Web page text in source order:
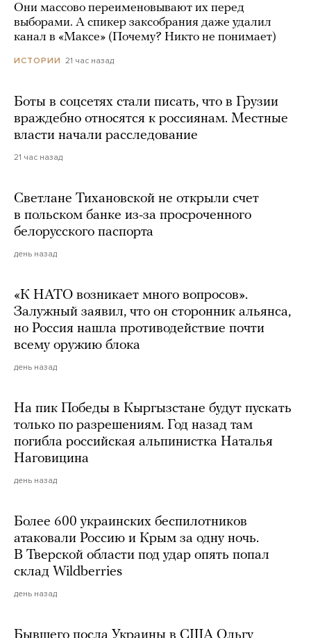
Они массово переименовывают их перед
выборами. А спикер заксобрания даже удалил
канал в «Максе» (Почему? Никто не понимает)
ИСТОРИИ 21 час назад
Боты в соцсетях стали писать, что в Грузии
враждебно относятся к россиянам. Местные
власти начали расследование
21 час назад
Светлане Тихановской не открыли счет
в польском банке из-за просроченного
белорусского паспорта
день назад
«К НАТО возникает много вопросов».
Залужный заявил, что он сторонник альянса,
но Россия нашла противодействие почти
всему оружию блока
день назад
На пик Победы в Кыргызстане будут пускать
только по разрешениям. Год назад там
погибла российская альпинистка Наталья
Наговицина
день назад
Более 600 украинских беспилотников
атаковали Россию и Крым за одну ночь.
В Тверской области под удар опять попал
склад Wildberries
день назад
Бывшего посла Украины в США Ольгу